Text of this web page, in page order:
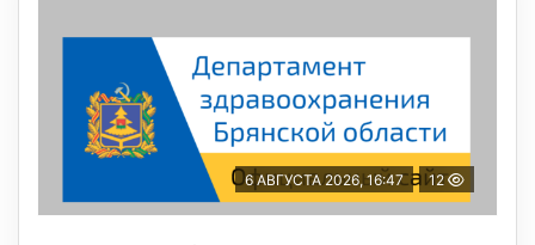
6 АВГУСТА 2026, 16:47 12